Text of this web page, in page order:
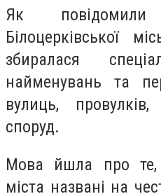
Як
Білоцерківської
збиралася
найменувань та
вулиць,
споруд.
Мова йшла про
міста названі на